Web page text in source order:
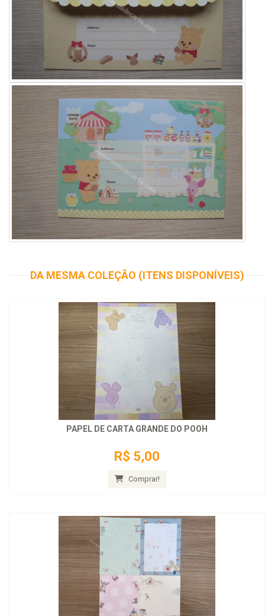
DA MESMA COLEÇÃO (ITENS DISPONÍVEIS)
PAPEL DE CARTA GRANDE DO POOH
R$ 5,00
Comprar!